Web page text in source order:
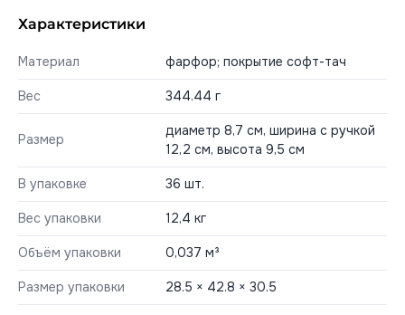
Характеристики
Материал фарфор; покрытие софт-тач
Вес 344.44 г
Размер
диаметр 8,7 см, ширина с ручкой
12,2 см, высота 9,5 см
В упаковке 36 шт.
Вес упаковки 12,4 кг
Объём упаковки 0,037 м³
Размер упаковки 28.5 × 42.8 × 30.5